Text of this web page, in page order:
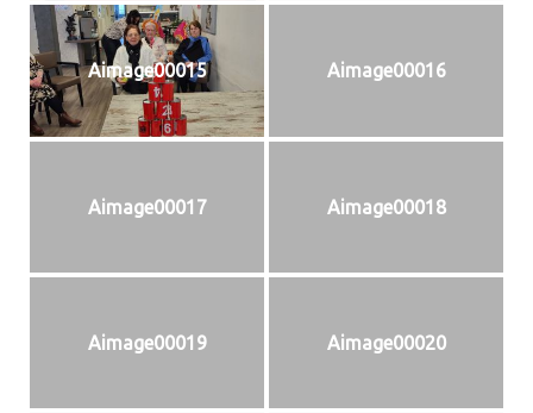
Aimage00015 Aimage00016
Aimage00017 Aimage00018
Aimage00019 Aimage00020